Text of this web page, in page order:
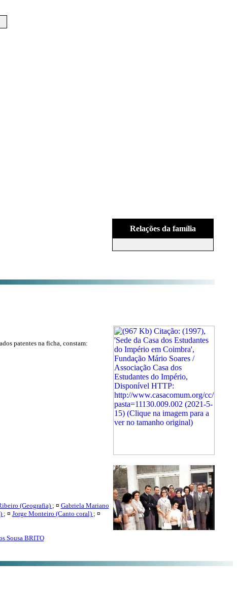
Relações da família
patentes na ficha, constam:
(Geografia) ; ¤ Gabriela Mariano
; ¤ Jorge Monteiro (Canto coral) ; ¤
Sousa BRITO